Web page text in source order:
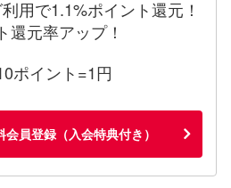
用で1.1%ポイント還元！
還元率アップ！
ポイント=1円
員登録（入会特典付き）